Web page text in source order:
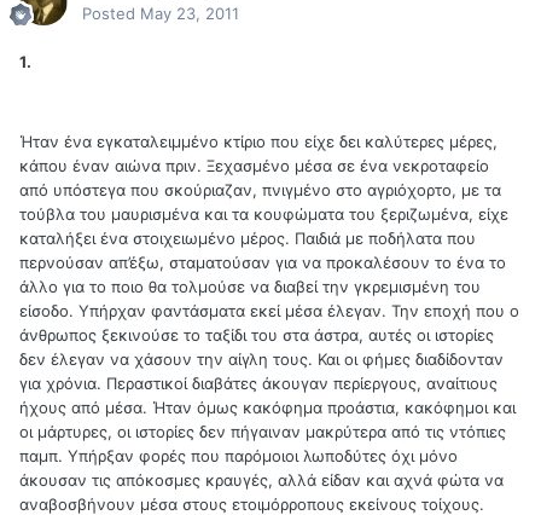
Posted May 23, 2011
1.
Ήταν ένα εγκαταλειμμένο κτίριο που είχε δει καλύτερες μέρες,
κάπου έναν αιώνα πριν. Ξεχασμένο μέσα σε ένα νεκροταφείο
από υπόστεγα που σκούριαζαν, πνιγμένο στο αγριόχορτο, με τα
τούβλα του μαυρισμένα και τα κουφώματα του ξεριζωμένα, είχε
καταλήξει ένα στοιχειωμένο μέρος. Παιδιά με ποδήλατα που
περνούσαν απ’έξω, σταματούσαν για να προκαλέσουν το ένα το
άλλο για το ποιο θα τολμούσε να διαβεί την γκρεμισμένη του
είσοδο. Υπήρχαν φαντάσματα εκεί μέσα έλεγαν. Την εποχή που ο
άνθρωπος ξεκινούσε το ταξίδι του στα άστρα, αυτές οι ιστορίες
δεν έλεγαν να χάσουν την αίγλη τους. Και οι φήμες διαδίδονταν
για χρόνια. Περαστικοί διαβάτες άκουγαν περίεργους, αναίτιους
ήχους από μέσα. Ήταν όμως κακόφημα προάστια, κακόφημοι και
οι μάρτυρες, οι ιστορίες δεν πήγαιναν μακρύτερα από τις ντόπιες
παμπ. Υπήρξαν φορές που παρόμοιοι λωποδύτες όχι μόνο
άκουσαν τις απόκοσμες κραυγές, αλλά είδαν και αχνά φώτα να
αναβοσβήνουν μέσα στους ετοιμόρροπους εκείνους τοίχους.